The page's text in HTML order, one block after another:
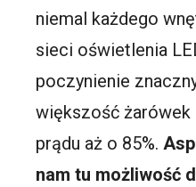
niemal każdego
sieci oświetlenia
poczynienie
większość żarówek
prądu aż o 85%.
nam tu możliwość